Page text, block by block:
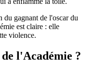
du gagnant de l'oscar du
est claire : elle
violence.
l'Académie ?